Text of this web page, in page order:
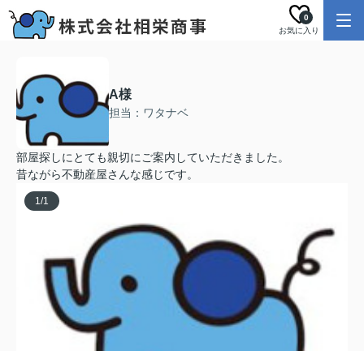
お気に入り
0
A様
担当：ワタナベ
部屋探しにとても親切にご案内していただきました。
昔ながら不動産屋さんな感じです。
1/1